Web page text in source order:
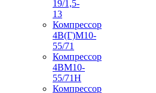
19/1,5-
13
Компрессор
4В(Г)М10-
55/71
Компрессор
4ВМ10-
55/71Н
Компрессор